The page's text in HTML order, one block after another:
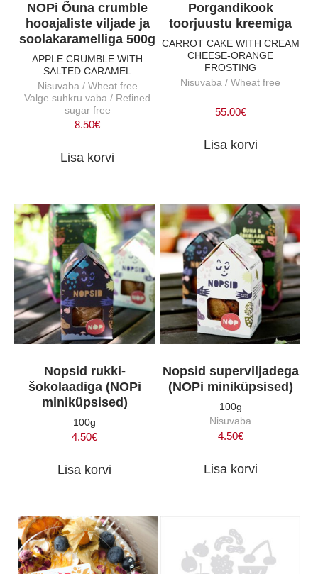
NOPi Õuna crumble
hooajaliste viljade ja
soolakaramelliga 500g
APPLE CRUMBLE WITH
SALTED CARAMEL
Nisuvaba / Wheat free
Valge suhkru vaba / Refined
sugar free
8.50€
Lisa korvi
Porgandikook
toorjuustu kreemiga
CARROT CAKE WITH CREAM
CHEESE-ORANGE
FROSTING
Nisuvaba / Wheat free
55.00€
Lisa korvi
Nopsid rukki-
šokolaadiga (NOPi
miniküpsised)
100g
4.50€
Lisa korvi
Nopsid superviljadega
(NOPi miniküpsised)
100g
Nisuvaba
4.50€
Lisa korvi